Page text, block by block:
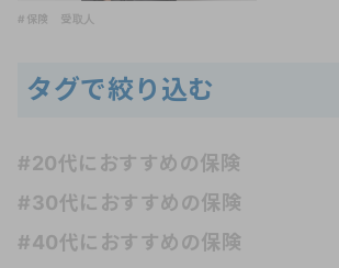
#保険 受取人
タグで絞り込む
#20代におすすめの保険
#30代におすすめの保険
#40代におすすめの保険